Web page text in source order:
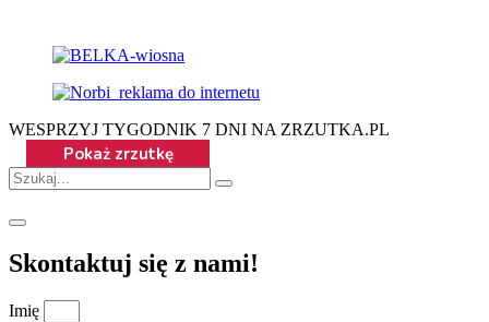
WESPRZYJ TYGODNIK 7 DNI NA ZRZUTKA.PL
Skontaktuj się z nami!
Imię